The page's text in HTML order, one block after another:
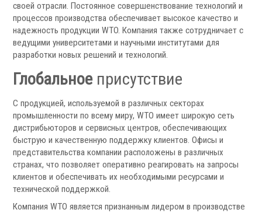
Ротационные соединения
Ротационные соединения для воды
Ротационные соединения для СОЖ
Ротационные соединения для воздуха
своей отрасли. Постоянное совершенствование технологий и
процессов производства обеспечивает высокое качество и
надежность продукции WTO. Компания также сотрудничает с
ведущими университетами и научными институтами для
разработки новых решений и технологий.
Глобальное присутствие
С продукцией, используемой в различных секторах
промышленности по всему миру, WTO имеет широкую сеть
дистрибьюторов и сервисных центров, обеспечивающих
быструю и качественную поддержку клиентов. Офисы и
представительства компании расположены в различных
странах, что позволяет оперативно реагировать на запросы
клиентов и обеспечивать их необходимыми ресурсами и
технической поддержкой.
Компания WTO является признанным лидером в производстве